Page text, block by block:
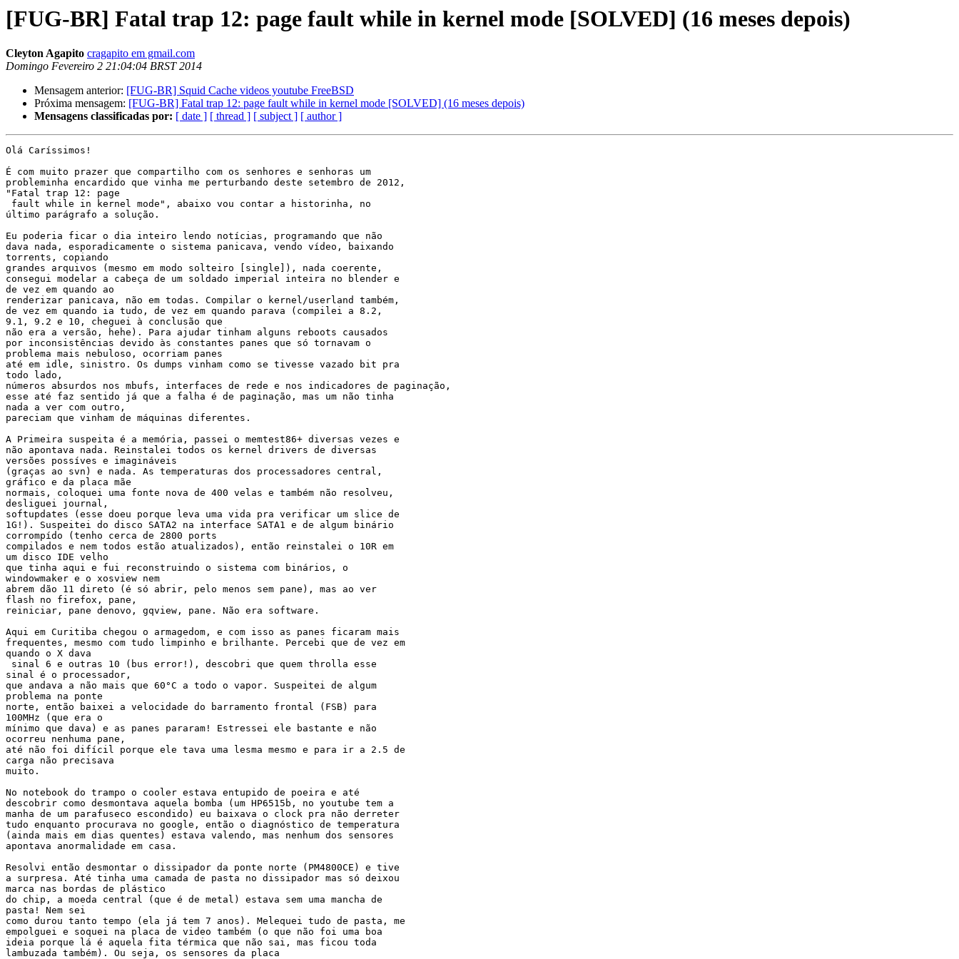
[FUG-BR] Fatal trap 12: page fault while in kernel mode [SOLVED] (16 meses depois)
Cleyton Agapito cragapito em gmail.com
Domingo Fevereiro 2 21:04:04 BRST 2014
Mensagem anterior: [FUG-BR] Squid Cache videos youtube FreeBSD
Próxima mensagem: [FUG-BR] Fatal trap 12: page fault while in kernel mode [SOLVED] (16 meses depois)
Mensagens classificadas por: [ date ] [ thread ] [ subject ] [ author ]
Olá Caríssimos!
É com muito prazer que compartilho com os senhores e senhoras um
probleminha encardido que vinha me perturbando deste setembro de 2012,
"Fatal trap 12: page
fault while in kernel mode", abaixo vou contar a historinha, no
último parágrafo a solução.
Eu poderia ficar o dia inteiro lendo notícias, programando que não
dava nada, esporadicamente o sistema panicava, vendo vídeo, baixando
torrents, copiando
grandes arquivos (mesmo em modo solteiro [single]), nada coerente,
consegui modelar a cabeça de um soldado imperial inteira no blender e
de vez em quando ao
renderizar panicava, não em todas. Compilar o kernel/userland também,
de vez em quando ia tudo, de vez em quando parava (compilei a 8.2,
9.1, 9.2 e 10, cheguei à conclusão que
não era a versão, hehe). Para ajudar tinham alguns reboots causados
por inconsistências devido às constantes panes que só tornavam o
problema mais nebuloso, ocorriam panes
até em idle, sinistro. Os dumps vinham como se tivesse vazado bit pra
todo lado,
números absurdos nos mbufs, interfaces de rede e nos indicadores de paginação,
esse até faz sentido já que a falha é de paginação, mas um não tinha
nada a ver com outro,
pareciam que vinham de máquinas diferentes.
A Primeira suspeita é a memória, passei o memtest86+ diversas vezes e
não apontava nada. Reinstalei todos os kernel drivers de diversas
versões possíves e imagináveis
(graças ao svn) e nada. As temperaturas dos processadores central,
gráfico e da placa mãe
normais, coloquei uma fonte nova de 400 velas e também não resolveu,
desliguei journal,
softupdates (esse doeu porque leva uma vida pra verificar um slice de
1G!). Suspeitei do disco SATA2 na interface SATA1 e de algum binário
corrompído (tenho cerca de 2800 ports
compilados e nem todos estão atualizados), então reinstalei o 10R em
um disco IDE velho
que tinha aqui e fui reconstruindo o sistema com binários, o
windowmaker e o xosview nem
abrem dão 11 direto (é só abrir, pelo menos sem pane), mas ao ver
flash no firefox, pane,
reiniciar, pane denovo, gqview, pane. Não era software.
Aqui em Curitiba chegou o armagedom, e com isso as panes ficaram mais
frequentes, mesmo com tudo limpinho e brilhante. Percebi que de vez em
quando o X dava
sinal 6 e outras 10 (bus error!), descobri que quem throlla esse
sinal é o processador,
que andava a não mais que 60°C a todo o vapor. Suspeitei de algum
problema na ponte
norte, então baixei a velocidade do barramento frontal (FSB) para
100MHz (que era o
mínimo que dava) e as panes pararam! Estressei ele bastante e não
ocorreu nenhuma pane,
até não foi difícil porque ele tava uma lesma mesmo e para ir a 2.5 de
carga não precisava
muito.
No notebook do trampo o cooler estava entupido de poeira e até
descobrir como desmontava aquela bomba (um HP6515b, no youtube tem a
manha de um parafuseco escondido) eu baixava o clock pra não derreter
tudo enquanto procurava no google, então o diagnóstico de temperatura
(ainda mais em dias quentes) estava valendo, mas nenhum dos sensores
apontava anormalidade em casa.
Resolvi então desmontar o dissipador da ponte norte (PM4800CE) e tive
a surpresa. Até tinha uma camada de pasta no dissipador mas só deixou
marca nas bordas de plástico
do chip, a moeda central (que é de metal) estava sem uma mancha de
pasta! Nem sei
como durou tanto tempo (ela já tem 7 anos). Melequei tudo de pasta, me
empolguei e soquei na placa de video também (o que não foi uma boa
ideia porque lá é aquela fita térmica que não sai, mas ficou toda
lambuzada também). Ou seja, os sensores da placa